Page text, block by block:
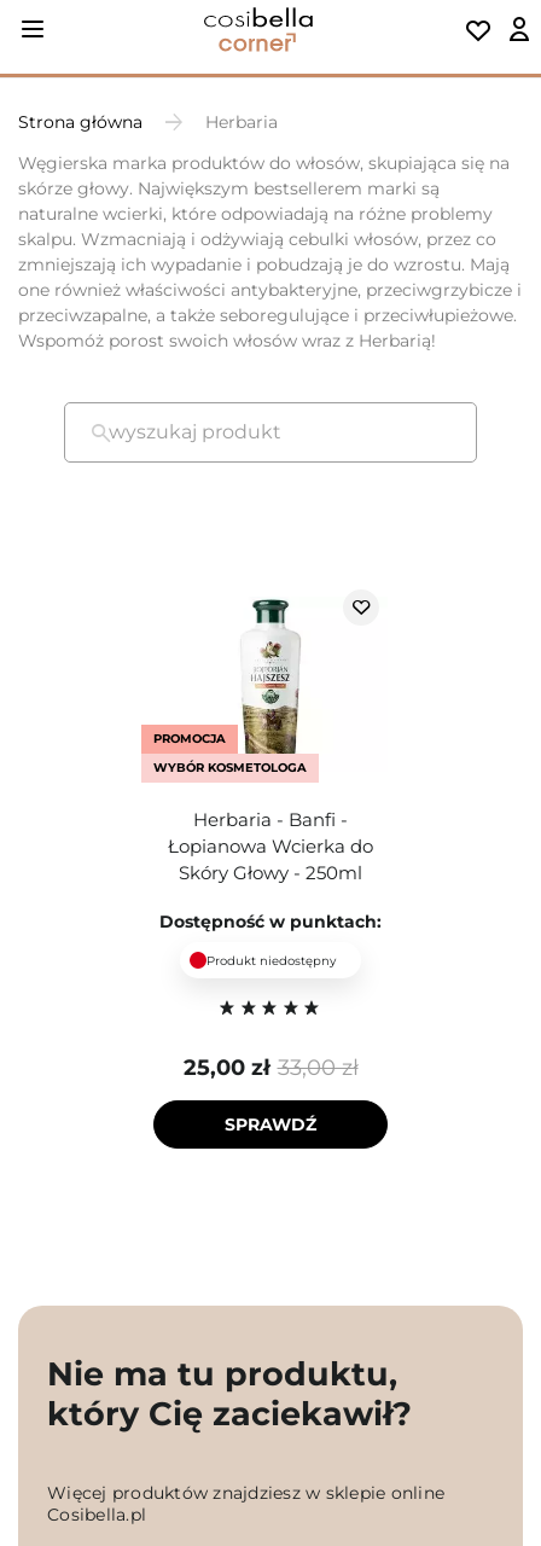
Strona główna
Herbaria
Węgierska marka produktów do włosów, skupiająca się na
skórze głowy. Największym bestsellerem marki są
naturalne wcierki, które odpowiadają na różne problemy
skalpu. Wzmacniają i odżywiają cebulki włosów, przez co
zmniejszają ich wypadanie i pobudzają je do wzrostu. Mają
one również właściwości antybakteryjne, przeciwgrzybicze i
przeciwzapalne, a także seboregulujące i przeciwłupieżowe.
Wspomóż porost swoich włosów wraz z Herbarią!
wyszukaj produkt
PROMOCJA
WYBÓR KOSMETOLOGA
Herbaria - Banfi -
Łopianowa Wcierka do
Skóry Głowy - 250ml
Dostępność w punktach:
Produkt niedostępny
33,00 zł
25,00 zł
SPRAWDŹ
Nie ma tu produktu,
który Cię zaciekawił?
Więcej produktów znajdziesz w sklepie online
Cosibella.pl